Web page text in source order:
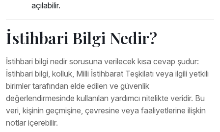
açılabilir.
İstihbari Bilgi Nedir?
İstihbari bilgi nedir sorusuna verilecek kısa cevap şudur:
İstihbari bilgi, kolluk, Milli İstihbarat Teşkilatı veya ilgili yetkili
birimler tarafından elde edilen ve güvenlik
değerlendirmesinde kullanılan yardımcı nitelikte veridir. Bu
veri, kişinin geçmişine, çevresine veya faaliyetlerine ilişkin
notlar içerebilir.